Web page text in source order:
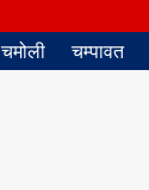
चमोली चम्पावत